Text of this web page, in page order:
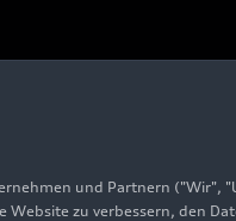
und Partnern ("Wir",
zu verbessern, den